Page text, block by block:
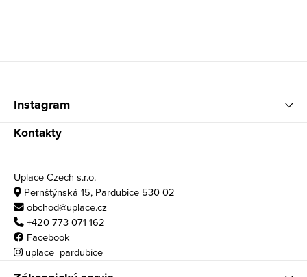
Instagram
Kontakty
Uplace Czech s.r.o.
Pernštýnská 15, Pardubice 530 02
obchod@uplace.cz
+420 773 071 162
Facebook
uplace_pardubice